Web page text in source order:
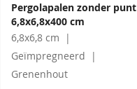
Pergolapalen zonder punt
6,8x6,8x400 cm
6,8x6,8 cm
Geïmpregneerd
Grenenhout